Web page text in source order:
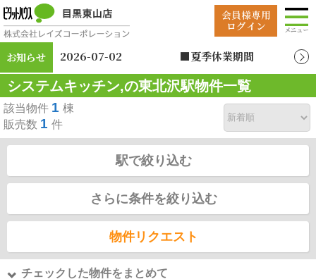
お知らせ 2026-07-02
■夏季休業期間
2026年8月12日（水）
～2026年8月19日
（水）
システムキッチン,の東北沢駅物件一覧
該当物件 1 棟
販売数 1 件
駅で絞り込む
さらに条件を絞り込む
物件リクエスト
チェックした物件をまとめて